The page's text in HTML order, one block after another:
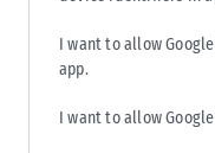
I want to allow
app.
I want to allow